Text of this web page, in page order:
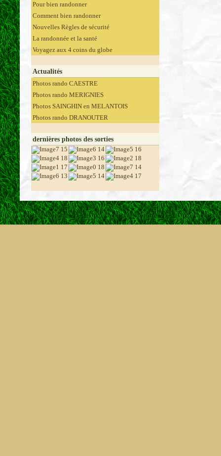
Pour bien randonner
Comment bien randonner
Nouvelles Règles de sécurité
La randonnée et la santé
Voyagez aux 4 coins du globe
Actualités
Photos rando CAESTRE
Photos rando MERIGNIES
Photos SAINGHIN en MELANTOIS
Photos rando DRANOUTER
dernières photos des sorties